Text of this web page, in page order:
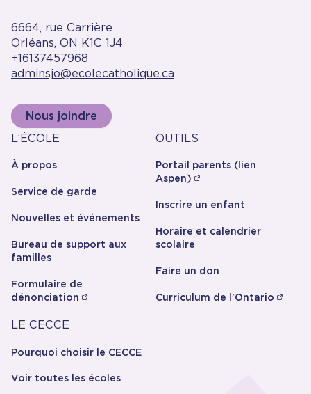
6664, rue Carrière
Orléans, ON K1C 1J4
+16137457968
adminsjo@ecolecatholique.ca
Nous joindre
À
propos
L’ÉCOLE
À propos
Service de garde
Nouvelles et événements
Bureau de support aux
familles
Formulaire de
dénonciation
Outils
OUTILS
Portail parents (lien
Aspen)
Inscrire un enfant
Horaire et calendrier
scolaire
Faire un don
Curriculum de l'Ontario
Carrière
LE CECCE
Pourquoi choisir le CECCE
Voir toutes les écoles